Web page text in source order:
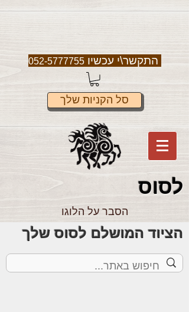
התקשר\י עכשיו052-5777755
סל הקניות שלך
לסוס
הסבר על הלוגו
הציוד המושלם לסוס שלך